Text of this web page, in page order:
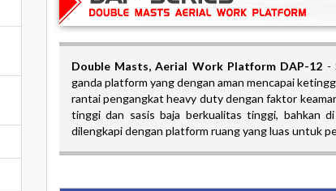
Double Masts,Aerial Work Platform DAP-12 -
ganda platform yang dengan aman mencapai
rantai pengangkat heavy duty dengan faktor
tinggi dan sasis baja berkualitas tinggi, bahkan
dilengkapi dengan platform ruang yang luas untuk